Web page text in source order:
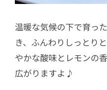
温暖な気候の下で育っ
き、ふんわりしっとり
やかな酸味とレモンの
広がりますよ♪